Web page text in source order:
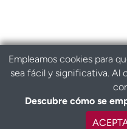
Empleamos cookies para
sea fácil y significativa. Al
Descubre cómo se